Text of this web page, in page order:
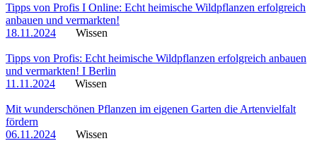
Tipps von Profis I Online: Echt heimische Wildpflanzen erfolgreich
anbauen und vermarkten!
18.11.2024
Wissen
Tipps von Profis: Echt heimische Wildpflanzen erfolgreich anbauen
und vermarkten! I Berlin
11.11.2024
Wissen
Mit wunderschönen Pflanzen im eigenen Garten die Artenvielfalt
fördern
06.11.2024
Wissen